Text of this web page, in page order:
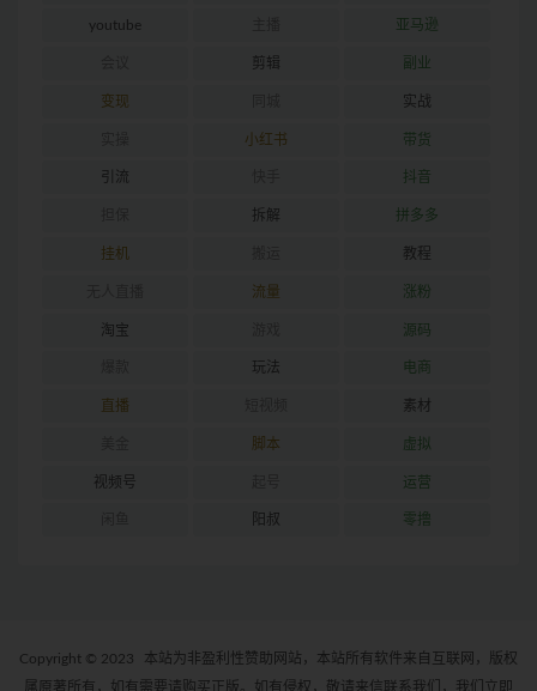
youtube 亚马逊
剪辑 副业
变现 实战
小红书 带货
引流 抖音
拆解 拼多多
挂机 教程
流量 涨粉
淘宝 源码
玩法 电商
直播 素材
脚本 虚拟
视频号 运营
阳叔 零撸
Copyright © 2023
本站为非盈利性赞助网站，本站所有软件来自互联网，版权
属原著所有，如有需要请购买正版。如有侵权，敬请来信联系我们，我们立即